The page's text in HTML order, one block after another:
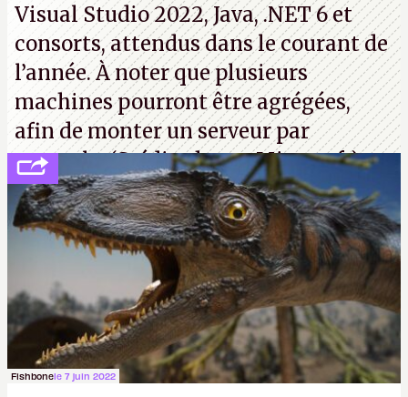
Visual Studio 2022, Java, .NET 6 et
consorts, attendus dans le courant de
l’année. À noter que plusieurs
machines pourront être agrégées,
afin de monter un serveur par
exemple. (Crédit photo : Microsoft)
Fishbonele 7 juin 2022